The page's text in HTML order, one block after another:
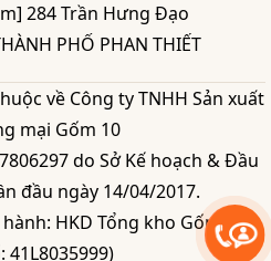
284 Trần Hưng Đạo
PHỐ PHAN THIẾT
về Công ty TNHH Sản xuất
mại Gốm 10
do Sở Kế hoạch & Đầu
đầu ngày 14/04/2017.
HKD Tổng kho Gốm 10
41L8035999)